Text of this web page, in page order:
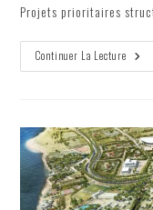
Projets prioritaires
Continuer La Lecture Port
En
De
La
ZFN